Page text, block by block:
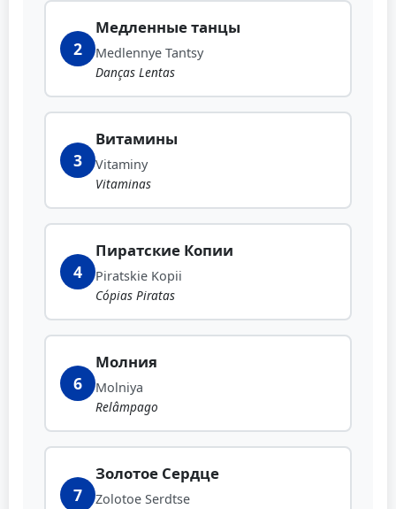
2
Медленные танцы
Medlennye Tantsy
Danças Lentas
3
Витамины
Vitaminy
Vitaminas
4
Пиратские Копии
Piratskie Kopii
Cópias Piratas
6
Молния
Molniya
Relâmpago
7
Золотое Сердце
Zolotoe Serdtse